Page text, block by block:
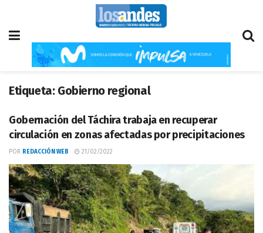
Etiqueta: Gobierno regional
Gobernación del Táchira trabaja en recuperar
circulación en zonas afectadas por precipitaciones
POR REDACCIÓN WEB 21/02/2022